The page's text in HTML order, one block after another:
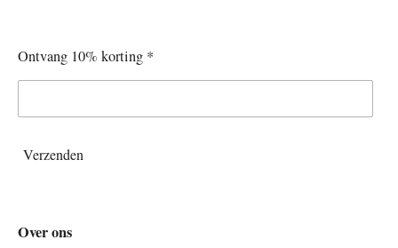
Ontvang 10% korting *
Verzenden
Over ons